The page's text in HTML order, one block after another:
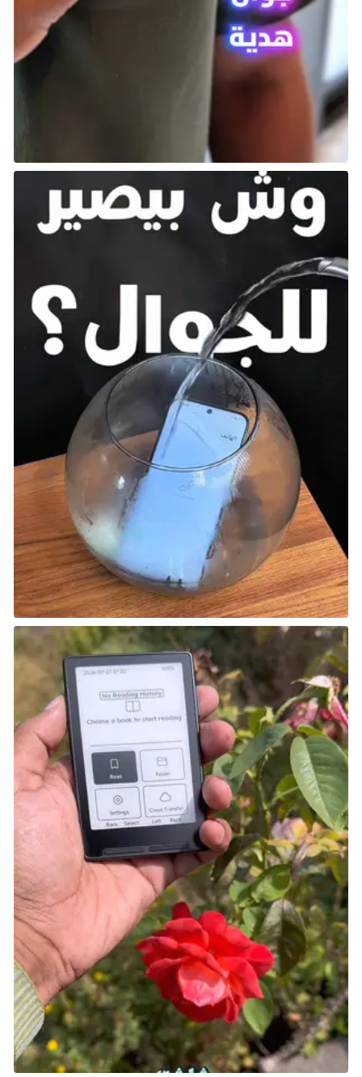
التقييم بعد التطوير:
النادي:نيوكاسل يونايتد Newcastle United
Botman معروفًا، وقد حصلت سرعته على تعزيز كبير، مما
يعني أنه سيكون قادرًا على ملاحقة الخصوم والفوز
بالتدخلات بفضل إحصائيات دفاعه. وبالإضافة إلى مهاراته
الدفاعية، يتمتع Botman بقدرة على تسجيل الأهداف، حيث
سجل هدفين في موسم الدوري الإنجليزي 2023-2024.
للحصول على بطاقته بتقييم 84، يجب إكمال مراحل تطور
سابقة مثل مثل
مقدمة حدود الإحصاءات (intro to stat
التسارع الفائق (sprint supreme)، واللعب
للاستحواذ (we play possession)
. بعد تجاوز هذه المراحل،
يمكنك الحصول على أفضل نسخة من بطاقته والتي تتميز
بأساليب لعب وأدوار قوية.
أندرياس كريستنسن Andreas
Christensen
التقييم بعد التطوير: 84
النادي:نادي برشلونة FC Barcelona
يحتل قلب دفاع برشلونة Andreas Bødtker Christensen
المركز الأول حيث يحقق أقصى استفادة من هذا التطوير.
بطاقته الأساسية جيدة، والآن يحصل على بطاقة تُزيد من
السرعة، مما يسهّل عليه الدفاع. يتميز اللاعب بالمرونة، حيث
يمكنه اللعب كقلب دفاع أو كلاعب وسط دفاعي.
تشمل إحصائيات بطاقته 85 في الدفاع، و80 في السرعة،
و76 في القوة البدنية، و75 في المراوغة، و68 في التمرير،
42و في التسديد، ويمتلك حركات مهارية بتقييم نجمتين،
ودقة قدم ضعيفة بتقييم ثلاث نجوم. بطاقته المطورة